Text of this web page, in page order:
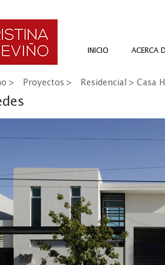
INICIO ACERCA
> Proyectos > Residencial > Casa